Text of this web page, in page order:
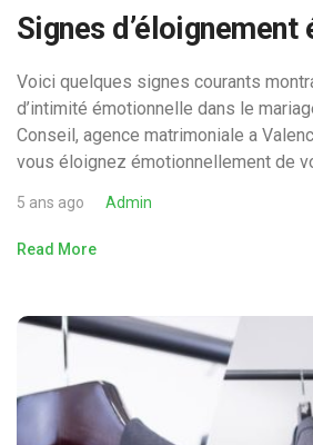
Signes d’éloignement
Voici quelques signes courants
d’intimité émotionnelle dans le
Conseil, agence matrimoniale a
vous éloignez émotionnellement de
5 ans ago Admin
Read More